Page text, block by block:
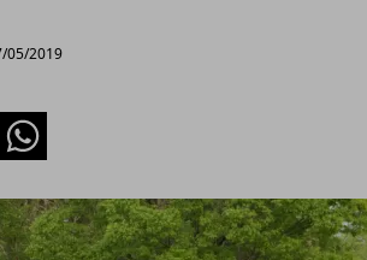
05/2019
Whatsapp